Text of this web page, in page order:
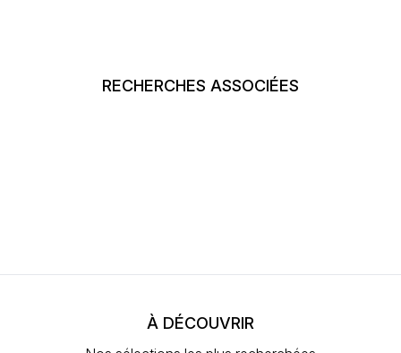
RECHERCHES ASSOCIÉES
À DÉCOUVRIR